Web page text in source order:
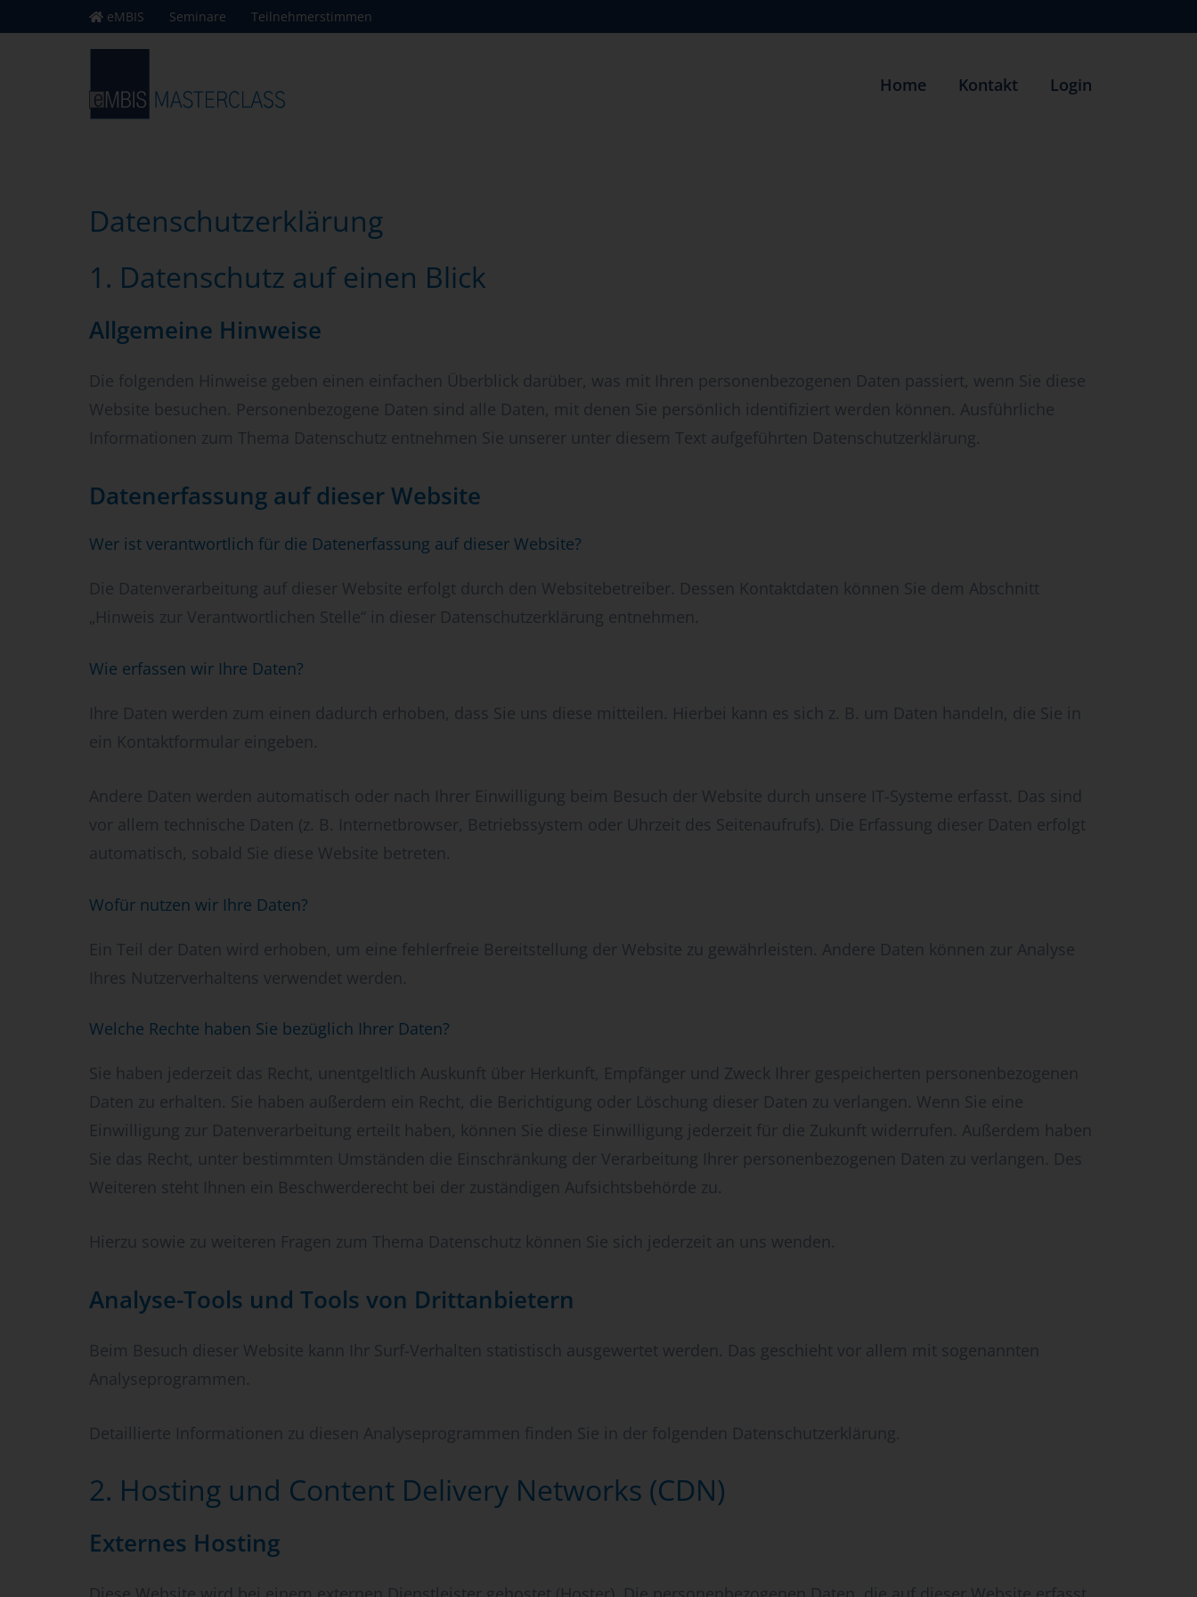
eMBIS Seminare Teilnehmerstimmen
Home Kontakt Login
Datenschutz­erklärung
1. Datenschutz auf einen Blick
Allgemeine Hinweise
Die folgenden Hinweise geben einen einfachen Überblick darüber, was mit Ihren personenbezogenen Daten passiert, wenn Sie diese
Website besuchen. Personenbezogene Daten sind alle Daten, mit denen Sie persönlich identifiziert werden können. Ausführliche
Informationen zum Thema Datenschutz entnehmen Sie unserer unter diesem Text aufgeführten Datenschutzerklärung.
Datenerfassung auf dieser Website
Wer ist verantwortlich für die Datenerfassung auf dieser Website?
Die Datenverarbeitung auf dieser Website erfolgt durch den Websitebetreiber. Dessen Kontaktdaten können Sie dem Abschnitt
„Hinweis zur Verantwortlichen Stelle“ in dieser Datenschutzerklärung entnehmen.
Wie erfassen wir Ihre Daten?
Ihre Daten werden zum einen dadurch erhoben, dass Sie uns diese mitteilen. Hierbei kann es sich z. B. um Daten handeln, die Sie in
ein Kontaktformular eingeben.
Andere Daten werden automatisch oder nach Ihrer Einwilligung beim Besuch der Website durch unsere IT-Systeme erfasst. Das sind
vor allem technische Daten (z. B. Internetbrowser, Betriebssystem oder Uhrzeit des Seitenaufrufs). Die Erfassung dieser Daten erfolgt
automatisch, sobald Sie diese Website betreten.
Wofür nutzen wir Ihre Daten?
Ein Teil der Daten wird erhoben, um eine fehlerfreie Bereitstellung der Website zu gewährleisten. Andere Daten können zur Analyse
Ihres Nutzerverhaltens verwendet werden.
Welche Rechte haben Sie bezüglich Ihrer Daten?
Sie haben jederzeit das Recht, unentgeltlich Auskunft über Herkunft, Empfänger und Zweck Ihrer gespeicherten personenbezogenen
Daten zu erhalten. Sie haben außerdem ein Recht, die Berichtigung oder Löschung dieser Daten zu verlangen. Wenn Sie eine
Einwilligung zur Datenverarbeitung erteilt haben, können Sie diese Einwilligung jederzeit für die Zukunft widerrufen. Außerdem haben
Sie das Recht, unter bestimmten Umständen die Einschränkung der Verarbeitung Ihrer personenbezogenen Daten zu verlangen. Des
Weiteren steht Ihnen ein Beschwerderecht bei der zuständigen Aufsichtsbehörde zu.
Hierzu sowie zu weiteren Fragen zum Thema Datenschutz können Sie sich jederzeit an uns wenden.
Analyse-Tools und Tools von Dritt­anbietern
Beim Besuch dieser Website kann Ihr Surf-Verhalten statistisch ausgewertet werden. Das geschieht vor allem mit sogenannten
Analyseprogrammen.
Detaillierte Informationen zu diesen Analyseprogrammen finden Sie in der folgenden Datenschutzerklärung.
2. Hosting und Content Delivery Networks (CDN)
Externes Hosting